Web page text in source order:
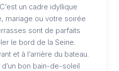
un cadre idyllique
mariage ou votre soirée
sont de parfaits
le bord de la Seine.
et à l’arrière du bateau.
bon bain-de-soleil